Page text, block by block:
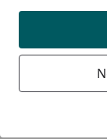
Gut zu
E-
Weitere